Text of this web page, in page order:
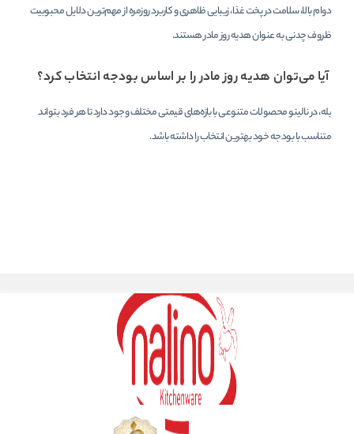
دوام بالا، سلامت در پخت غذا، زیبایی ظاهری و کاربرد روزمره از مهم‌ترین دلایل محبوبیت
ظروف چدنی به عنوان هدیه روز مادر هستند.
آیا می‌توان هدیه روز مادر را بر اساس بودجه انتخاب کرد؟
بله، در نالینو محصولات متنوعی با بازه‌های قیمتی مختلف وجود دارد تا هر فرد بتواند
متناسب با بودجه خود بهترین انتخاب را داشته باشد.